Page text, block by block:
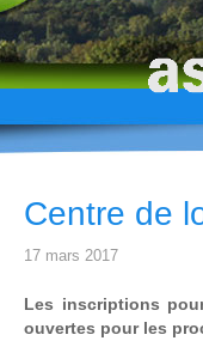
HISTOIRE
Centre de
17 mars 2017
Les inscriptions
ouvertes pour les